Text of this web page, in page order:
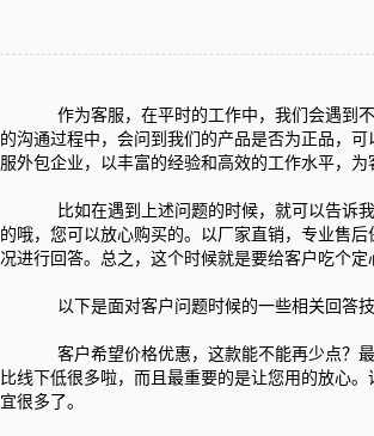
作为客服，在平时的工作中，我们会遇到不
的沟通过程中，会问到我们的产品是否为正品，
服外包企业，以丰富的经验和高效的工作水平，
比如在遇到上述问题的时候，就可以告诉我
的哦，您可以放心购买的。以厂家直销，专业售
况进行回答。总之，这个时候就是要给客户吃个
以下是面对客户问题时候的一些相关回答
客户希望价格优惠，这款能不能再少点？最
比线下低很多啦，而且最重要的是让您用的放心
宜很多了。